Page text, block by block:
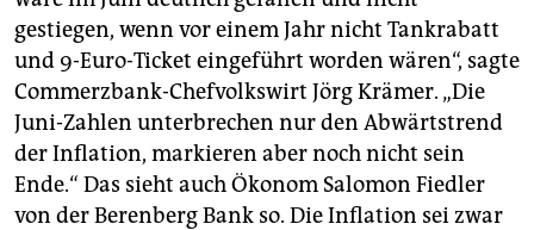
gestiegen, wenn vor einem Jahr nicht Tankrabatt
und 9-Euro-Ticket eingeführt worden wären“, sagte
Commerzbank-Chefvolkswirt Jörg Krämer. „Die
Juni-Zahlen unterbrechen nur den Abwärtstrend
der Inflation, markieren aber noch nicht sein
Ende.“ Das sieht auch Ökonom Salomon Fiedler
von der Berenberg Bank so. Die Inflation sei zwar